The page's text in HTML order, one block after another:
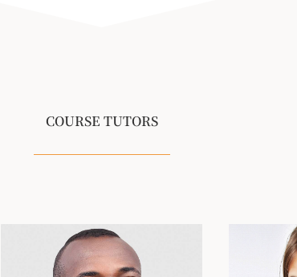
COURSE TUTORS